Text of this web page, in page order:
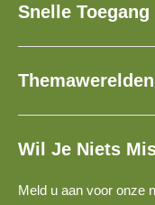
Service Voor (KS)
Algemene
Retourbeleid
Disclaimer
✓ Verzekerde
✓ Wereldwijde
Snelle Toegang
1:120, TT
Wil Je Niets
Meld u aan voor onze
Themawerelden
Bouwvoertuigen voor